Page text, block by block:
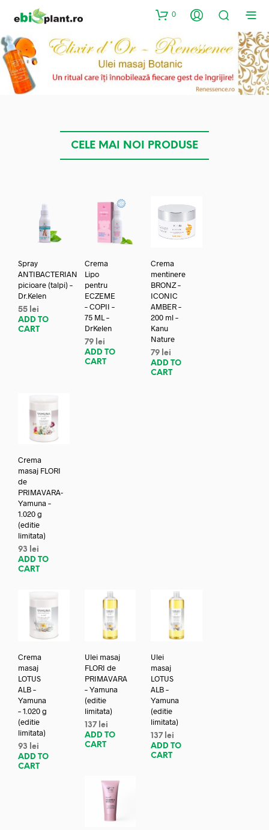
0
CELE MAI NOI PRODUSE
Spray
ANTIBACTERIAN
picioare (talpi) –
Dr.Kelen
55 lei
ADD TO
CART
Crema
Lipo
pentru
ECZEME
– COPII –
75 ML –
DrKelen
79 lei
ADD TO
CART
Crema
mentinere
BRONZ –
ICONIC
AMBER –
200 ml –
Kanu
Nature
79 lei
ADD TO
CART
Crema
masaj FLORI
de
PRIMAVARA-
Yamuna –
1.020 g
(editie
limitata)
93
lei
ADD TO
CART
Crema
masaj
LOTUS
ALB –
Yamuna
– 1.020 g
(editie
limitata)
93
lei
ADD TO
CART
Ulei masaj
FLORI de
PRIMAVARA
– Yamuna
(editie
limitata)
137 lei
ADD TO
CART
Ulei
masaj
LOTUS
ALB –
Yamuna
(editie
limitata)
137 lei
ADD TO
CART